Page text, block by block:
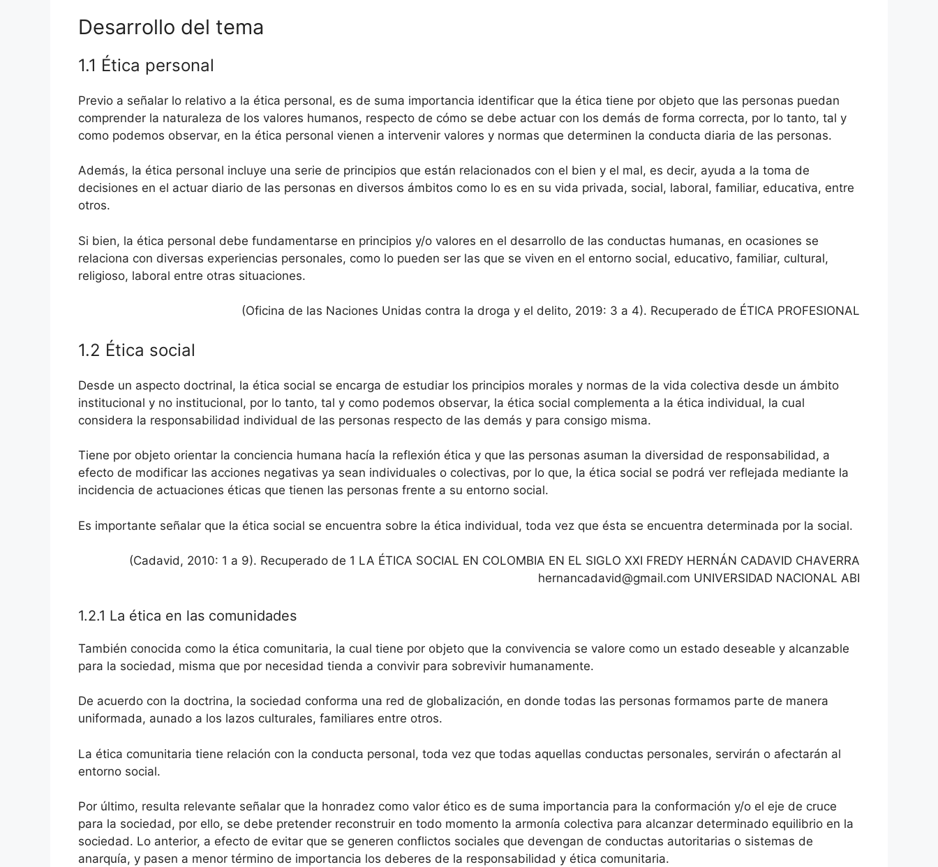
Desarrollo del tema
1.1 Ética personal
Previo a señalar lo relativo a la ética personal, es de suma importancia identificar que la ética tiene por objeto que las personas puedan
comprender la naturaleza de los valores humanos, respecto de cómo se debe actuar con los demás de forma correcta, por lo tanto, tal y
como podemos observar, en la ética personal vienen a intervenir valores y normas que determinen la conducta diaria de las personas.
Además, la ética personal incluye una serie de principios que están relacionados con el bien y el mal, es decir, ayuda a la toma de
decisiones en el actuar diario de las personas en diversos ámbitos como lo es en su vida privada, social, laboral, familiar, educativa, entre
otros.
Si bien, la ética personal debe fundamentarse en principios y/o valores en el desarrollo de las conductas humanas, en ocasiones se
relaciona con diversas experiencias personales, como lo pueden ser las que se viven en el entorno social, educativo, familiar, cultural,
religioso, laboral entre otras situaciones.
(Oficina de las Naciones Unidas contra la droga y el delito, 2019: 3 a 4). Recuperado de ÉTICA PROFESIONAL
1.2 Ética social
Desde un aspecto doctrinal, la ética social se encarga de estudiar los principios morales y normas de la vida colectiva desde un ámbito
institucional y no institucional, por lo tanto, tal y como podemos observar, la ética social complementa a la ética individual, la cual
considera la responsabilidad individual de las personas respecto de las demás y para consigo misma.
Tiene por objeto orientar la conciencia humana hacía la reflexión ética y que las personas asuman la diversidad de responsabilidad, a
efecto de modificar las acciones negativas ya sean individuales o colectivas, por lo que, la ética social se podrá ver reflejada mediante la
incidencia de actuaciones éticas que tienen las personas frente a su entorno social.
Es importante señalar que la ética social se encuentra sobre la ética individual, toda vez que ésta se encuentra determinada por la social.
(Cadavid, 2010: 1 a 9). Recuperado de 1 LA ÉTICA SOCIAL EN COLOMBIA EN EL SIGLO XXI FREDY HERNÁN CADAVID CHAVERRA
hernancadavid@gmail.com UNIVERSIDAD NACIONAL ABI
1.2.1 La ética en las comunidades
También conocida como la ética comunitaria, la cual tiene por objeto que la convivencia se valore como un estado deseable y alcanzable
para la sociedad, misma que por necesidad tienda a convivir para sobrevivir humanamente.
De acuerdo con la doctrina, la sociedad conforma una red de globalización, en donde todas las personas formamos parte de manera
uniformada, aunado a los lazos culturales, familiares entre otros.
La ética comunitaria tiene relación con la conducta personal, toda vez que todas aquellas conductas personales, servirán o afectarán al
entorno social.
Por último, resulta relevante señalar que la honradez como valor ético es de suma importancia para la conformación y/o el eje de cruce
para la sociedad, por ello, se debe pretender reconstruir en todo momento la armonía colectiva para alcanzar determinado equilibrio en la
sociedad. Lo anterior, a efecto de evitar que se generen conflictos sociales que devengan de conductas autoritarias o sistemas de
anarquía, y pasen a menor término de importancia los deberes de la responsabilidad y ética comunitaria.